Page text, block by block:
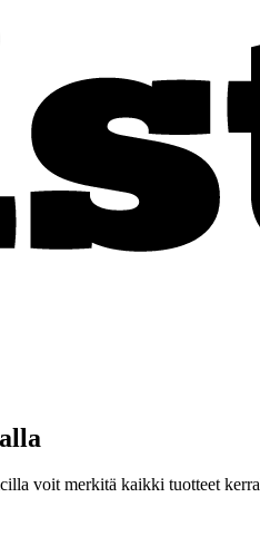
voit merkitä kaikki tuotteet